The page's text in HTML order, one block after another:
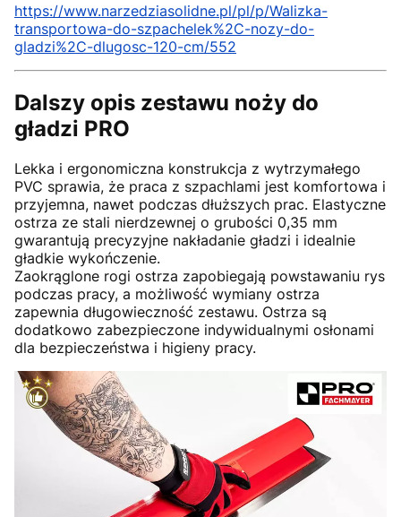
https://www.narzedziasolidne.pl/pl/p/Walizka-
transportowa-do-szpachelek%2C-nozy-do-
gladzi%2C-dlugosc-120-cm/552
Dalszy opis zestawu noży do
gładzi PRO
Lekka i ergonomiczna konstrukcja z wytrzymałego
PVC sprawia, że praca z szpachlami jest komfortowa i
przyjemna, nawet podczas dłuższych prac. Elastyczne
ostrza ze stali nierdzewnej o grubości 0,35 mm
gwarantują precyzyjne nakładanie gładzi i idealnie
gładkie wykończenie.
Zaokrąglone rogi ostrza zapobiegają powstawaniu rys
podczas pracy, a możliwość wymiany ostrza
zapewnia długowieczność zestawu. Ostrza są
dodatkowo zabezpieczone indywidualnymi osłonami
dla bezpieczeństwa i higieny pracy.